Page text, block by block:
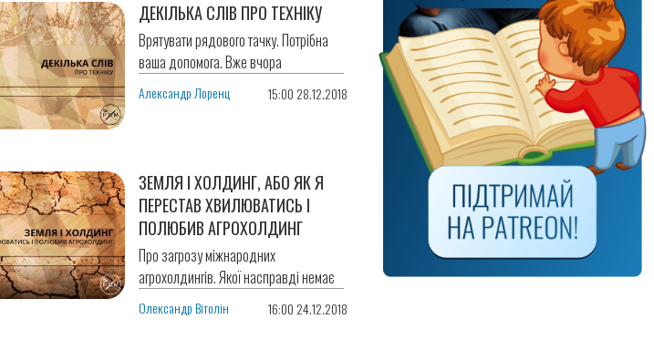
ДЕКІЛЬКА СЛІВ ПРО ТЕХНІКУ
Врятувати рядового тачку. Потрібна
ваша допомога. Вже вчора
Александр Лоренц 15:00 28.12.2018
ЗЕМЛЯ І ХОЛДИНГ, АБО ЯК Я
ПЕРЕСТАВ ХВИЛЮВАТИСЬ І
ПОЛЮБИВ АГРОХОЛДИНГ
Про загрозу міжнародних
агрохолдингів. Якої насправді немає
Олександр Вітолін 16:00 24.12.2018